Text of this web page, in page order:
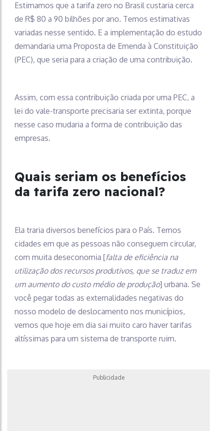
Estimamos que a tarifa zero no Brasil custaria cerca
de R$ 80 a 90 bilhões por ano. Temos estimativas
variadas nesse sentido. E a implementação do estudo
demandaria uma Proposta de Emenda à Constituição
(PEC), que seria para a criação de uma contribuição.
Assim, com essa contribuição criada por uma PEC, a
lei do vale-transporte precisaria ser extinta, porque
nesse caso mudaria a forma de contribuição das
empresas.
Quais seriam os benefícios
da tarifa zero nacional?
Ela traria diversos benefícios para o País. Temos
cidades em que as pessoas não conseguem circular,
com muita deseconomia [falta de eficiência na
utilização dos recursos produtivos, que se traduz em
um aumento do custo médio de produção] urbana. Se
você pegar todas as externalidades negativas do
nosso modelo de deslocamento nos municípios,
vemos que hoje em dia sai muito caro haver tarifas
altíssimas para um sistema de transporte ruim.
Publicidade